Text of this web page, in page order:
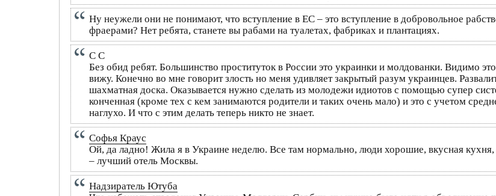
Ну неужели они не понимают, что вступление в ЕС – это вступление в добровольное
фраерами? Нет ребята, станете вы рабами на туалетах, фабриках и плантациях.
С С
Без обид ребят. Большинство проституток в России это украинки и молдованки. Видимо
вижу. Конечно во мне говорит злость но меня удивляет закрытый разум украинцев.
шахматная доска. Оказывается нужно сделать из молодежи идиотов с помощью супер
конченная (кроме тех с кем занимаются родители и таких очень мало) и это с учетом
наглухо. И что с этим делать теперь никто не знает.
Софья Краус
Ой, да ладно! Жила я в Украине неделю. Все там нормально, люди хорошие, вкусная
– лучший отель Москвы.
Надзиратель Ютуба